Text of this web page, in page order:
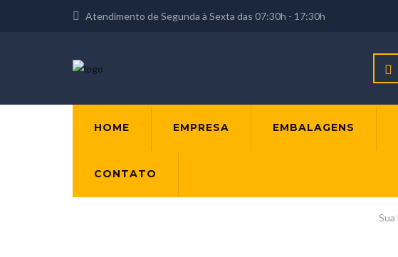
Atendimento de Segunda à Sexta das 07:30h - 17:30h
HOME EMPRESA EMBALAGENS
CONTATO